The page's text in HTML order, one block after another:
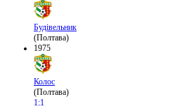
Будівельник
(Полтава)
1975
Колос
(Полтава)
1:1